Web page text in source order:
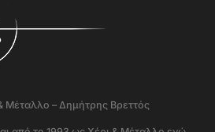
Μέταλλο – Δημήτρης Βρεττός